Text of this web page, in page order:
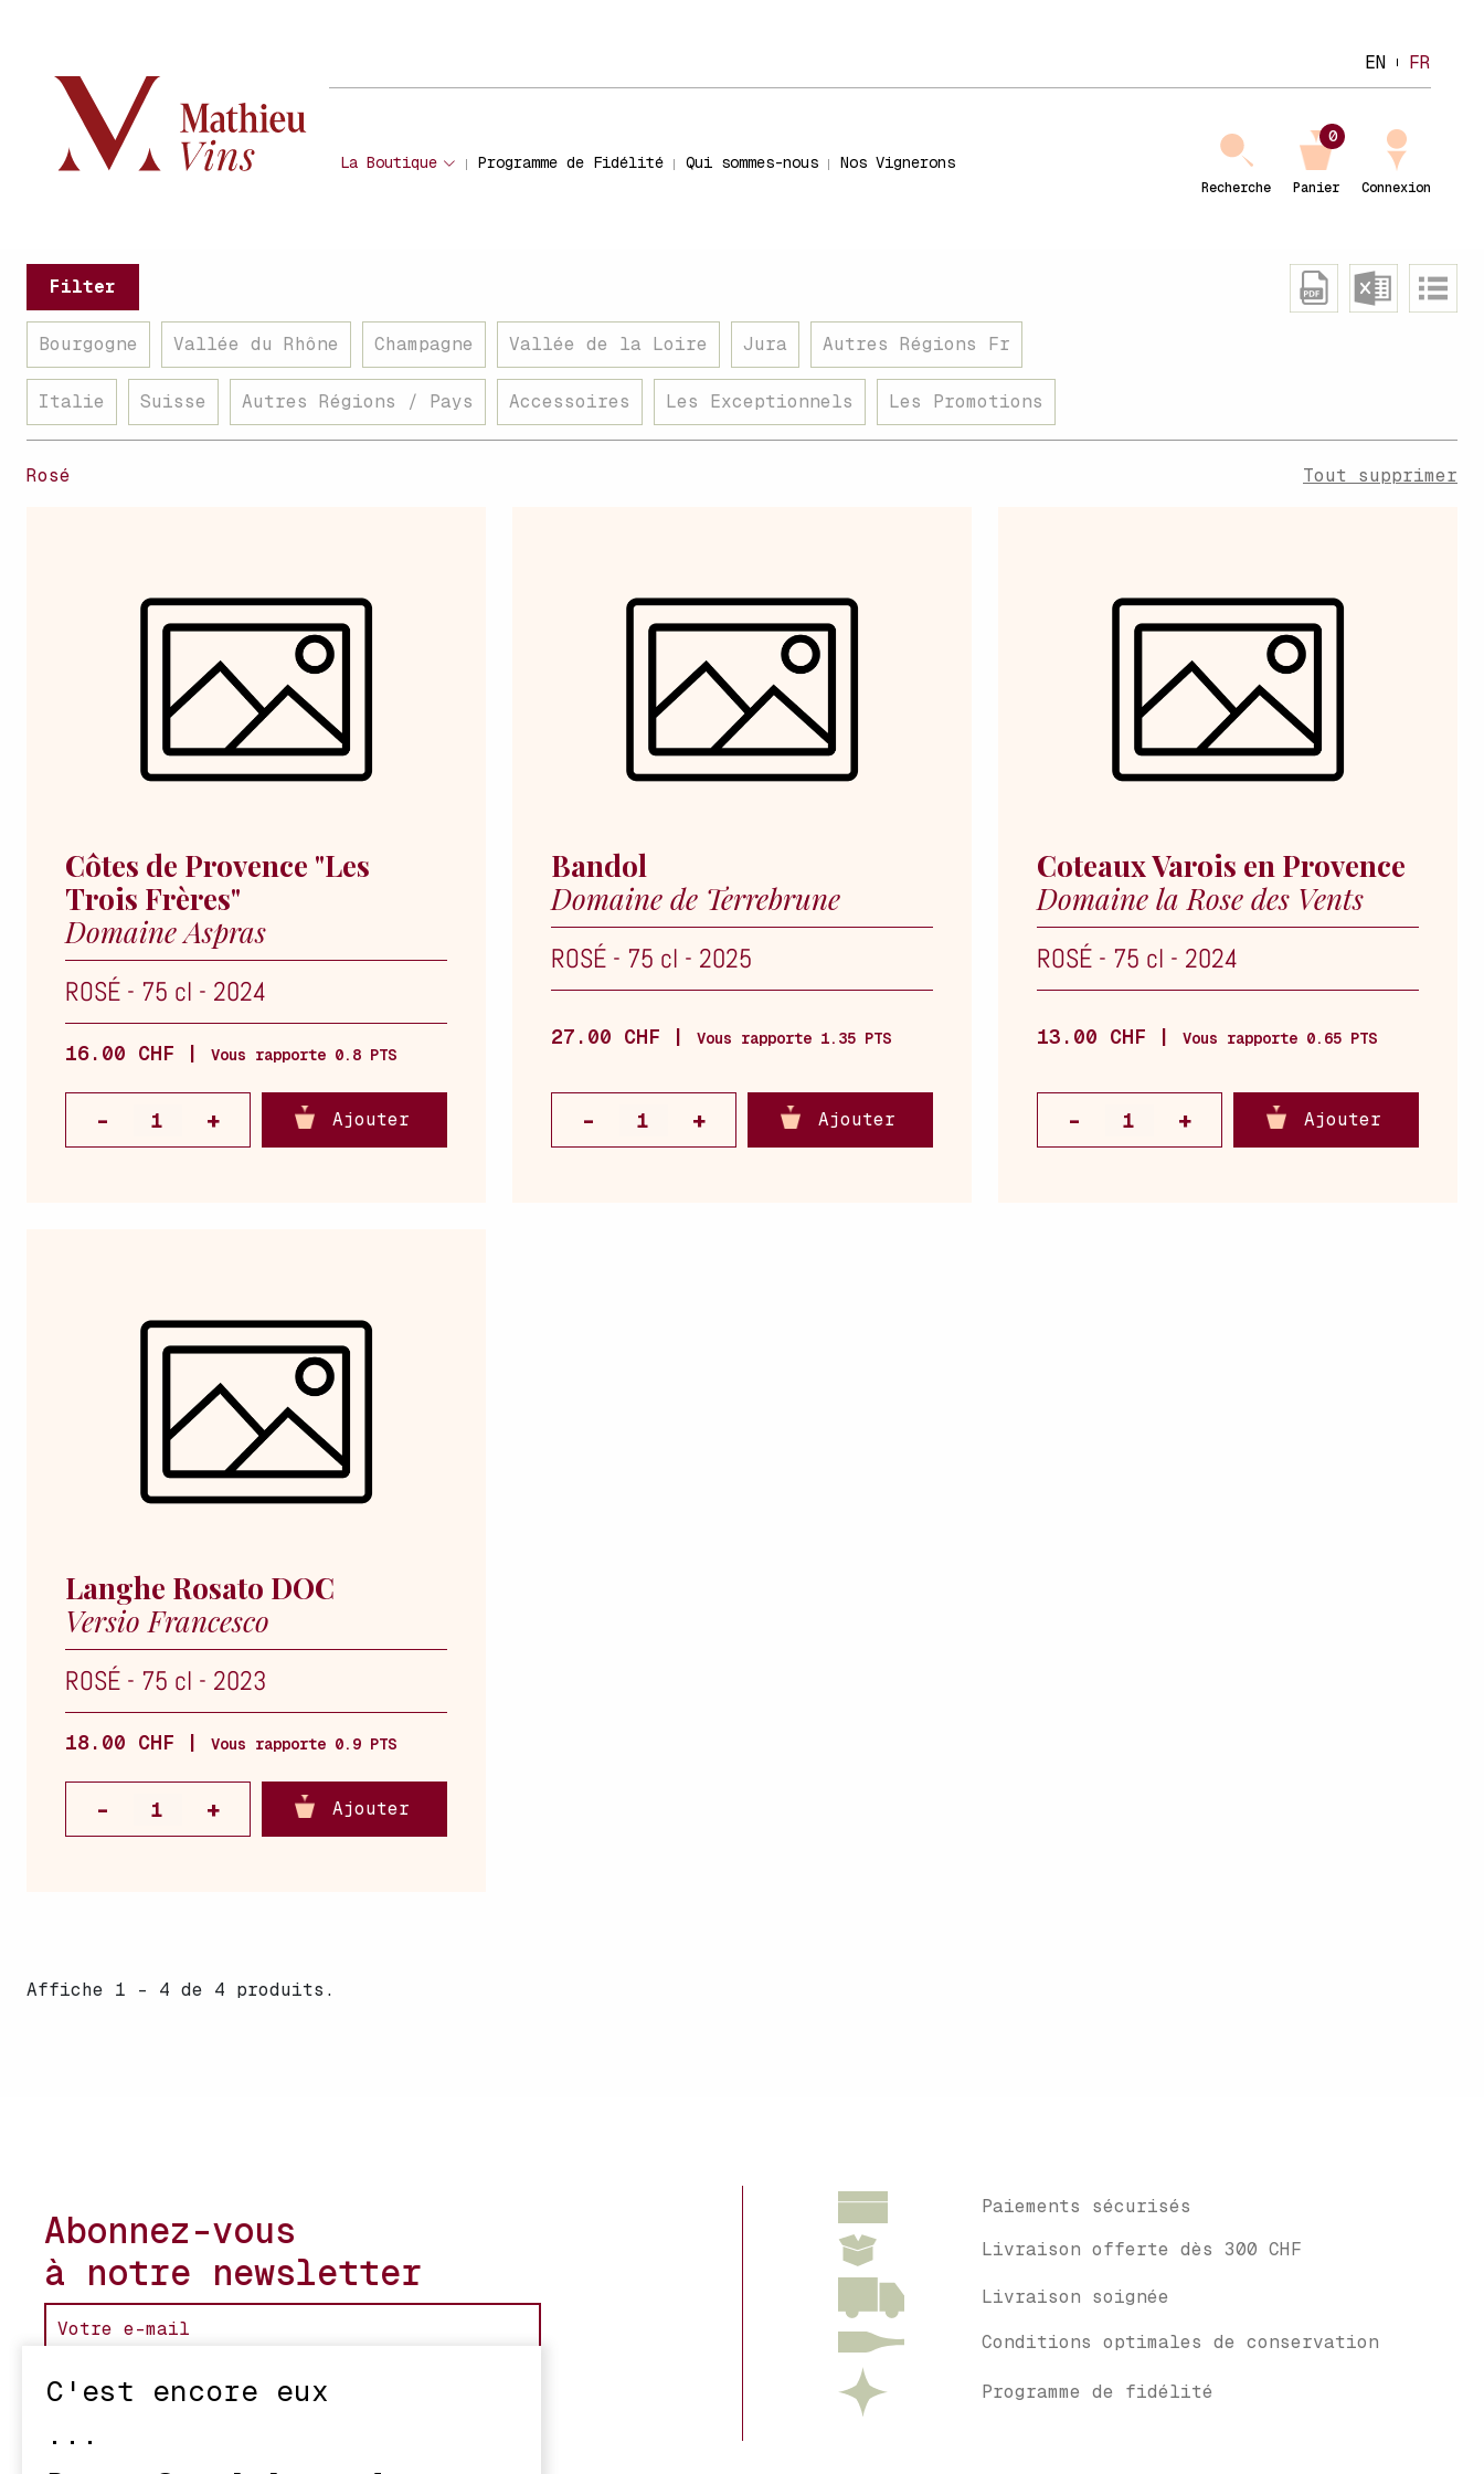
EN FR
La Boutique Programme de Fidélité Qui sommes-nous Nos Vignerons
Recherche Panier
0
Connexion
Filter
Bourgogne Vallée du Rhône Champagne Vallée de la Loire Jura Autres Régions Fr
Italie Suisse Autres Régions / Pays Accessoires Les Exceptionnels Les Promotions
Rosé Tout supprimer
Côtes de Provence "Les
Trois Frères"
Domaine Aspras
ROSÉ - 75 cl - 2024
16.00 CHF | Vous rapporte 0.8 PTS
Ajouter
Bandol
Domaine de Terrebrune
ROSÉ - 75 cl - 2025
27.00 CHF | Vous rapporte 1.35 PTS
Ajouter
Coteaux Varois en Provence
Domaine la Rose des Vents
ROSÉ - 75 cl - 2024
13.00 CHF | Vous rapporte 0.65 PTS
Ajouter
Langhe Rosato DOC
Versio Francesco
ROSÉ - 75 cl - 2023
18.00 CHF | Vous rapporte 0.9 PTS
Ajouter
Affiche 1 - 4 de 4 produits.
Abonnez-vous
à notre newsletter
Paiements sécurisés
Livraison offerte dès 300 CHF
Livraison soignée
Conditions optimales de conservation
Programme de fidélité
C'est encore eux
...